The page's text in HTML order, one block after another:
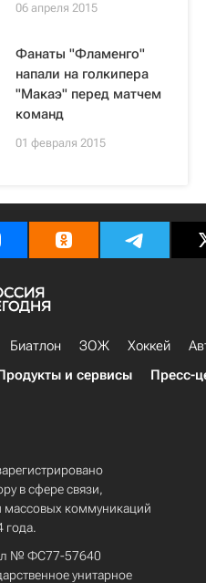
06 апреля 2015
Фанаты "Фламенго"
напали на голкипера
"Макаэ" перед матчем
команд
01 февраля 2015
Биатлон ЗОЖ Хоккей
и сервисы Пресс-
в сфере связи,
коммуникаций
года.
№ ФС77-57640
унитарное